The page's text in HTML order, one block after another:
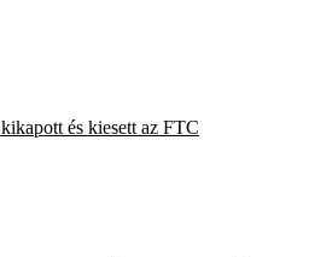
és kiesett az FTC